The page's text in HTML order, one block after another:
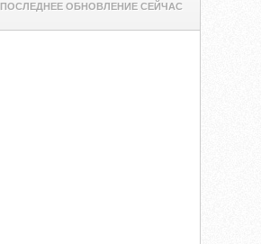
ПОСЛЕДНЕЕ ОБНОВЛЕНИЕ СЕЙЧАС